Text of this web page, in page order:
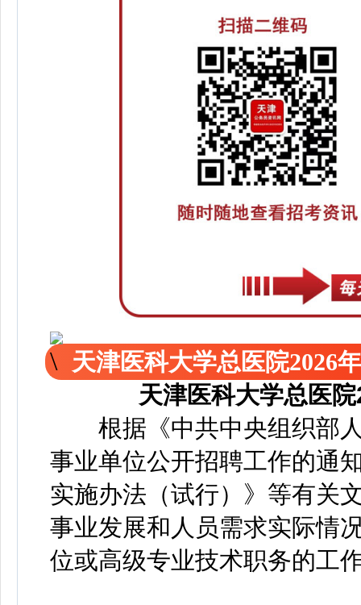
天津医科大学总医院2026
天津医科大学总医
根据《中共中央组织部人
事业单位公开招聘工作的通
实施办法（试行）》等有关
事业发展和人员需求实际情
位或高级专业技术职务的工